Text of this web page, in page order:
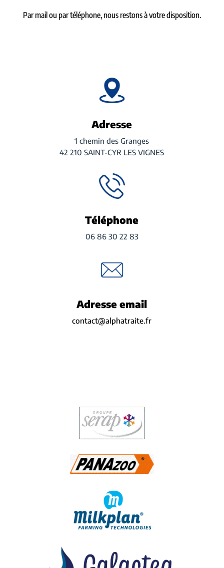
Par mail ou par téléphone, nous restons à votre disposition.
Adresse
1 chemin des Granges
42 210 SAINT-CYR LES VIGNES
Téléphone
06 86 30 22 83
Adresse email
contact@alphatraite.fr